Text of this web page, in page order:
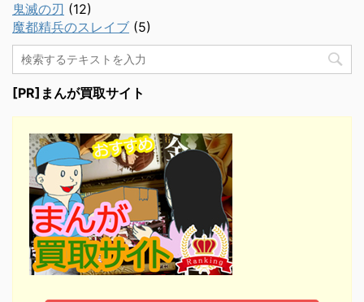
鬼滅の刃 (12)
魔都精兵のスレイブ (5)
[PR]まんが買取サイト